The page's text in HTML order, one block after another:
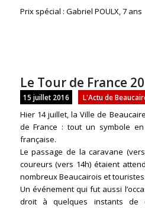
Prix spécial : Gabriel POULX, 7 ans
Le Tour de France
15 juillet 2016 L'Actu de
Hier 14 juillet, la Ville de
de France : tout un symbole
française.
Le passage de la caravane
coureurs (vers 14h) étaient
nombreux Beaucairois et touristes.
Un événement qui fut aussi
droit à quelques instants de